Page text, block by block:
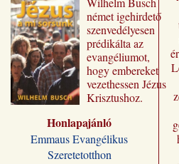
német igehirdető
szenvedélyesen
prédikálta az
evangéliumot,
hogy embereket
vezethessen Jézus
Krisztushoz.
„Jézus a mi
sorsunk” címmel
jutnak el a magyar
Honlapajánló
Emmaus Evangélikus
Szeretetotthon